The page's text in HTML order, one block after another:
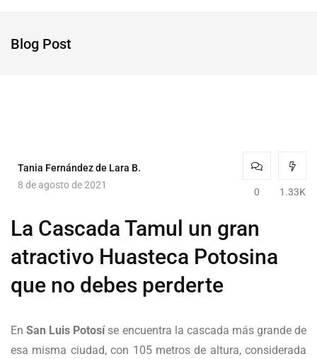
Blog Post
Tania Fernández de Lara B.
8 de agosto de 2021
0 1.33K
La Cascada Tamul un gran
atractivo Huasteca Potosina
que no debes perderte
EnSan Luis Potosíse encuentra la cascada más grande de
esa misma ciudad, con 105 metros de altura, considerada